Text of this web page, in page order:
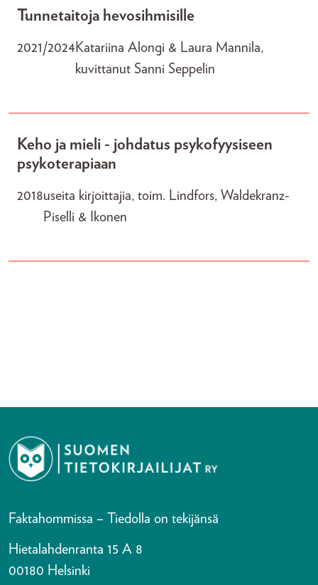
Tunnetaitoja hevosihmisille
2021/2024Katariina Alongi & Laura Mannila,
kuvittanut Sanni Seppelin
Keho ja mieli - johdatus psykofyysiseen
psykoterapiaan
2018useita kirjoittajia, toim. Lindfors, Waldekranz-
Piselli & Ikonen
Faktahommissa – Tiedolla on tekijänsä
Hietalahdenranta 15 A 8
00180 Helsinki